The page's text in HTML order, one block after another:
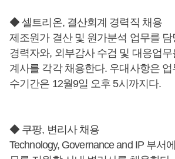
◆ 셀트리온, 결산회계 경력직 채용
제조원가 결산 및 원가분석 업무를 담
경력자와, 외부감사 수검 및 대응업무
계사를 각각 채용한다. 우대사항은 업
수기간은 12월9일 오후 5시까지다.
◆ 쿠팡, 변리사 채용
Technology, Governance and IP 부서